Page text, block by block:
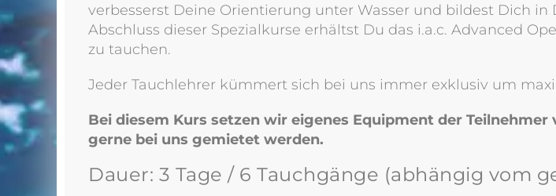
verbesserst Deine Orientierung unter Wasser und bildest Dich
Abschluss dieser Spezialkurse erhältst Du das i.a.c. Advanced
zu tauchen.
Jeder Tauchlehrer kümmert sich bei uns immer exklusiv um
Bei diesem Kurs setzen wir eigenes Equipment der
gerne bei uns gemietet werden.
Dauer: 3 Tage / 6 Tauchgänge (abhängig vom